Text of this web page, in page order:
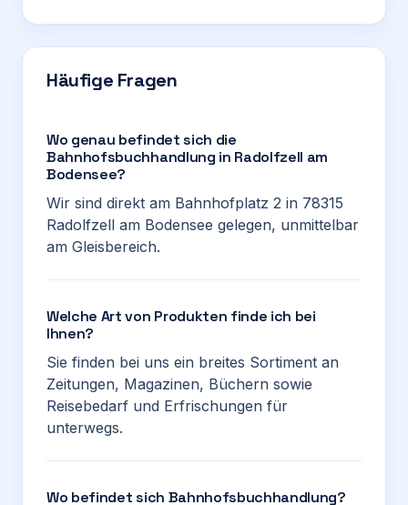
Häufige Fragen
Wo genau befindet sich die
Bahnhofsbuchhandlung in Radolfzell am
Bodensee?
Wir sind direkt am Bahnhofplatz 2 in 78315
Radolfzell am Bodensee gelegen, unmittelbar
am Gleisbereich.
Welche Art von Produkten finde ich bei
Ihnen?
Sie finden bei uns ein breites Sortiment an
Zeitungen, Magazinen, Büchern sowie
Reisebedarf und Erfrischungen für
unterwegs.
Wo befindet sich Bahnhofsbuchhandlung?